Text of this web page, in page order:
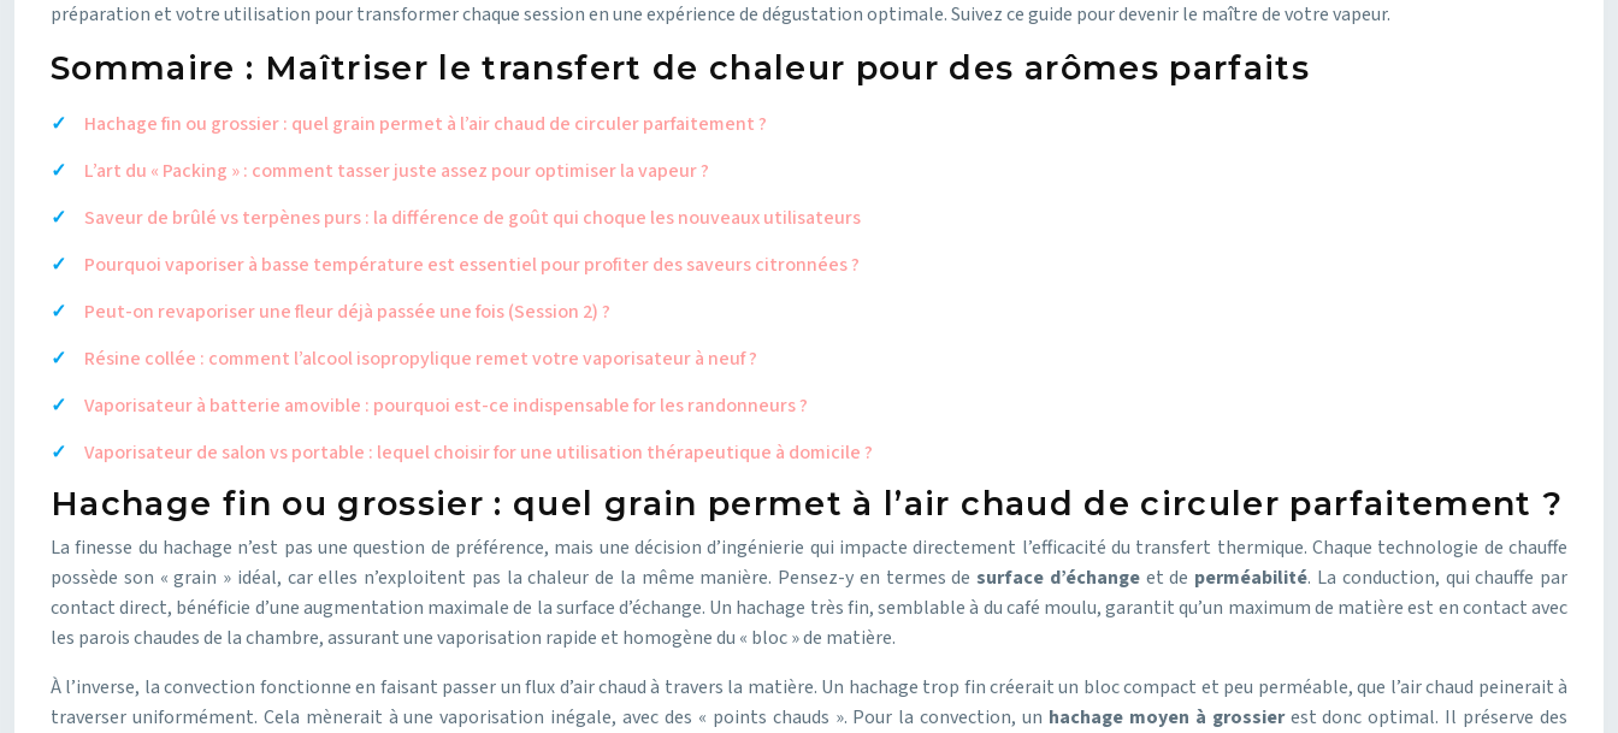
préparation et votre utilisation pour transformer chaque session en une expérience de dégustation optimale. Suivez ce guide pour devenir le maître de votre vapeur.
Sommaire : Maîtriser le transfert de chaleur pour des arômes parfaits
Hachage fin ou grossier : quel grain permet à l’air chaud de circuler parfaitement ?
L’art du « Packing » : comment tasser juste assez pour optimiser la vapeur ?
Saveur de brûlé vs terpènes purs : la différence de goût qui choque les nouveaux utilisateurs
Pourquoi vaporiser à basse température est essentiel pour profiter des saveurs citronnées ?
Peut-on revaporiser une fleur déjà passée une fois (Session 2) ?
Résine collée : comment l’alcool isopropylique remet votre vaporisateur à neuf ?
Vaporisateur à batterie amovible : pourquoi est-ce indispensable for les randonneurs ?
Vaporisateur de salon vs portable : lequel choisir for une utilisation thérapeutique à domicile ?
Hachage fin ou grossier : quel grain permet à l’air chaud de circuler parfaitement ?
La finesse du hachage n’est pas une question de préférence, mais une décision d’ingénierie qui impacte directement l’efficacité du transfert thermique. Chaque technologie de chauffe
possède son « grain » idéal, car elles n’exploitent pas la chaleur de la même manière. Pensez-y en termes desurface d’échangeet de perméabilité. La conduction, qui chauffe par
contact direct, bénéficie d’une augmentation maximale de la surface d’échange. Un hachage très fin, semblable à du café moulu, garantit qu’un maximum de matière est en contact avec
les parois chaudes de la chambre, assurant une vaporisation rapide et homogène du « bloc » de matière.
À l’inverse, la convection fonctionne en faisant passer un flux d’air chaud à travers la matière. Un hachage trop fin créerait un bloc compact et peu perméable, que l’air chaud peinerait à
traverser uniformément. Cela mènerait à une vaporisation inégale, avec des « points chauds ». Pour la convection, un hachage moyen à grossierest donc optimal. Il préserve des